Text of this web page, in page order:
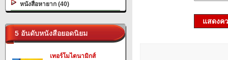
หนังสือหายาก (40)
5 อันดับหนังสือยอดนิยม
เทอร์โมไดนามิกส์
แสดงค